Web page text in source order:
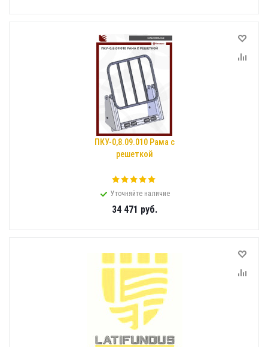
ПКУ-0,8.09.010 Рама с
решеткой
Уточняйте наличие
34 471 руб.